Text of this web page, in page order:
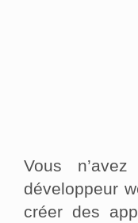
Vous
développeur
créer des